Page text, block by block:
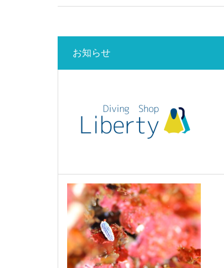
お知らせ